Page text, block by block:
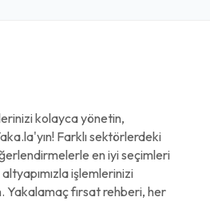
kolayca yönetin,
Farklı sektörlerdeki
en iyi seçimleri
işlemlerinizi
Yakalamaç fırsat rehberi, her